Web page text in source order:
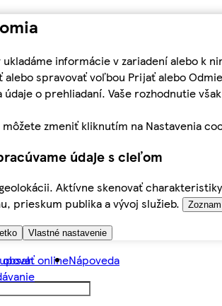
ukladáme informácie v zariadení alebo
alebo spravovať voľbou Prijať alebo
o prehliadaní. Vaše rozhodnutie
môžete zmeniť kliknutím na Nastavenia
údaje s cieľom
Aktívne skenovať
prieskum publika a vývoj služieb.
Vlastné nastavenie
onlineNápoveda